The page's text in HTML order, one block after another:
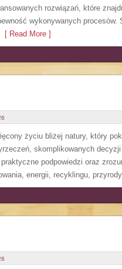
rozwiązań, które
wykonywanych procesów.
[ Read More ]
życiu bliżej natury, który
skomplikowanych
podpowiedzi oraz
energii, recyklingu,